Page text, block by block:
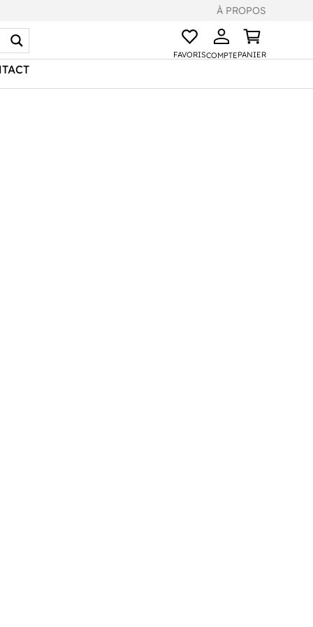
À PROPOS
FAVORISCOMPTEPANIER